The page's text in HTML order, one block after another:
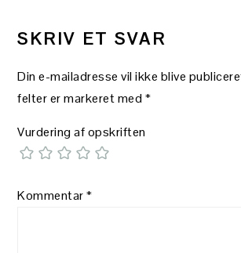
SKRIV ET SVAR
Din e-mailadresse vil ikke blive
felter er markeret med *
Vurdering af opskriften
Kommentar*